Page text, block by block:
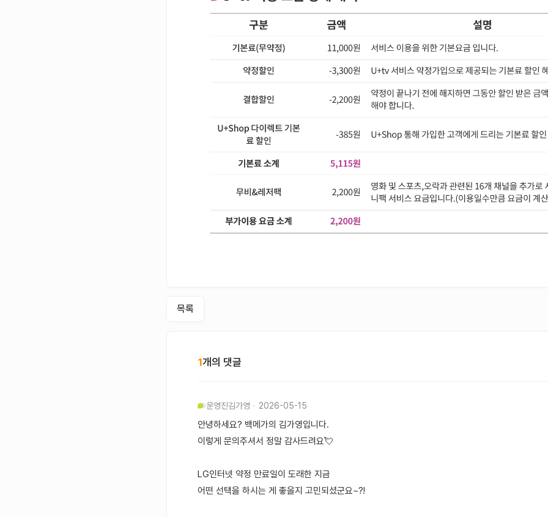
목록
1개의 댓글
운영진김가영 2026-05-15
안녕하세요? 백메가의 김가영입니다.
이렇게 문의주셔서 정말 감사드려요💘
LG인터넷 약정 만료일이 도래한 지금
어떤 선택을 하시는 게 좋을지 고민되셨군요~?!